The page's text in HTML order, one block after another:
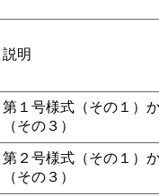
説明
第１号様式（その１）
（その３）
第２号様式（その１）
（その３）